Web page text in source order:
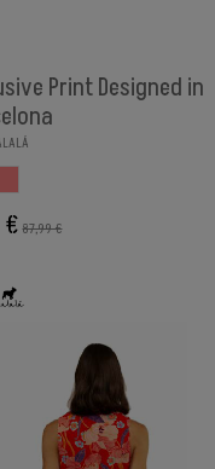
Print Designed in
€ 87,99 €